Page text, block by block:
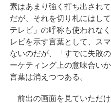
素はあまり強く打ち出され
だが、それを切り札にはし
テレビ」の呼称も使われな
レビを示す言葉として、ス
ないのだが、「すでに失敗
ーケティング上の意味合い
言葉は消えつつある。
前出の画面を見ていただ